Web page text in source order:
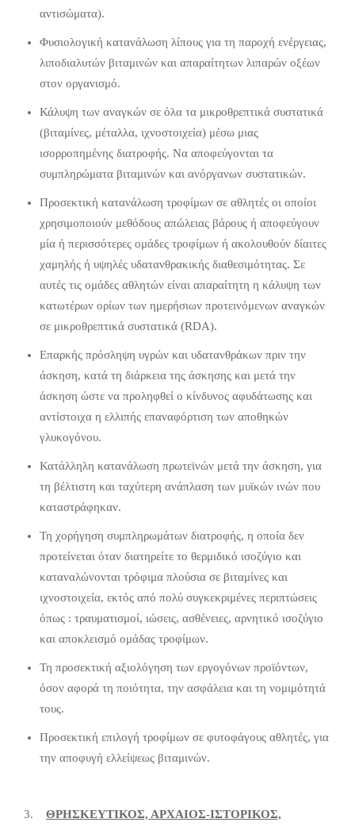
αντισώματα).
Φυσιολογική κατανάλωση λίπους για τη παροχή ενέργειας,
λιποδιαλυτών βιταμινών και απαραίτητων λιπαρών οξέων
στον οργανισμό.
Κάλυψη των αναγκών σε όλα τα μικροθρεπτικά συστατικά
(βιταμίνες, μέταλλα, ιχνοστοιχεία) μέσω μιας
ισορροπημένης διατροφής. Να αποφεύγονται τα
συμπληρώματα βιταμινών και ανόργανων συστατικών.
Προσεκτική κατανάλωση τροφίμων σε αθλητές οι οποίοι
χρησιμοποιούν μεθόδους απώλειας βάρους ή αποφεύγουν
μία ή περισσότερες ομάδες τροφίμων ή ακολουθούν δίαιτες
χαμηλής ή υψηλές υδατανθρακικής διαθεσιμότητας. Σε
αυτές τις ομάδες αθλητών είναι απαραίτητη η κάλυψη των
κατωτέρων ορίων των ημερήσιων προτεινόμενων αναγκών
σε μικροθρεπτικά συστατικά (RDA).
Επαρκής πρόσληψη υγρών και υδατανθράκων πριν την
άσκηση, κατά τη διάρκεια της άσκησης και μετά την
άσκηση ώστε να προληφθεί ο κίνδυνος αφυδάτωσης και
αντίστοιχα η ελλιπής επαναφόρτιση των αποθηκών
γλυκογόνου.
Κατάλληλη κατανάλωση πρωτεϊνών μετά την άσκηση, για
τη βέλτιστη και ταχύτερη ανάπλαση των μυϊκών ινών που
καταστράφηκαν.
Τη χορήγηση συμπληρωμάτων διατροφής, η οποία δεν
προτείνεται όταν διατηρείτε το θερμιδικό ισοζύγιο και
καταναλώνονται τρόφιμα πλούσια σε βιταμίνες και
ιχνοστοιχεία, εκτός από πολύ συγκεκριμένες περιπτώσεις
όπως : τραυματισμοί, ιώσεις, ασθένειες, αρνητικό ισοζύγιο
και αποκλεισμό ομάδας τροφίμων.
Τη προσεκτική αξιολόγηση των εργογόνων προϊόντων,
όσον αφορά τη ποιότητα, την ασφάλεια και τη νομιμότητά
τους.
Προσεκτική επιλογή τροφίμων σε φυτοφάγους αθλητές, για
την αποφυγή ελλείψεως βιταμινών.
3. ΘΡΗΣΚΕΥΤΙΚΟΣ, ΑΡΧΑΙΟΣ-ΙΣΤΟΡΙΚΟΣ,